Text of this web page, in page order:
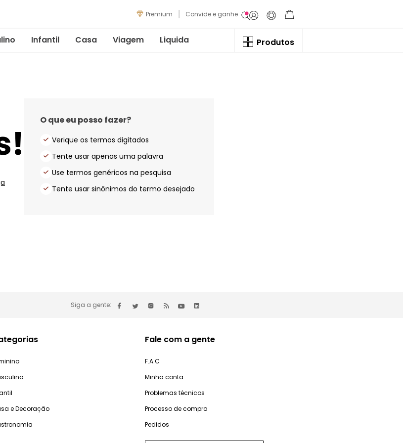
Premium Convide e ganhe
Infantil Casa Viagem Liquida Produtos
O que eu posso fazer?
Verique os termos digitados
Tente usar apenas uma palavra
Use termos genéricos na pesquisa
Tente usar sinônimos do termo desejado
Siga a gente:
e Decoração
Fale com a gente
F.A.C
Minha conta
Problemas técnicos
Processo de compra
Pedidos